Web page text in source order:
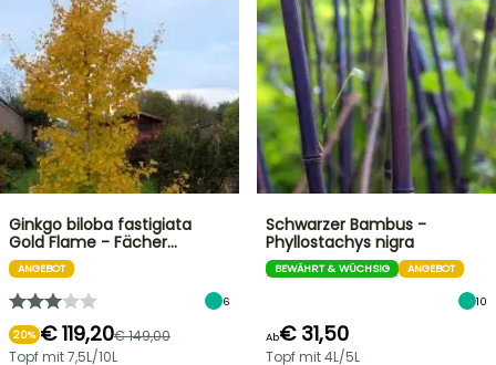
Ginkgo biloba fastigiata
Gold Flame - Fächer…
ANGEBOT
6
20% € 119,20€ 149,00
Topf mit 7,5L/10L
Schwarzer Bambus -
Phyllostachys nigra
BEWÄHRT & WÜCHSIG ANGEBOT
10
Ab€ 31,50
Topf mit 4L/5L